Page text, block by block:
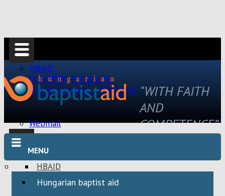
HBAID
DOMESTIC PROGRAMS
INTERNATIONAL PROGRAMS
Webmail
HBAID
DOMESTIC PROGRAMS
“WITH FAITH
AND
COMPETENCE”
MENU
Hungarian baptist aid